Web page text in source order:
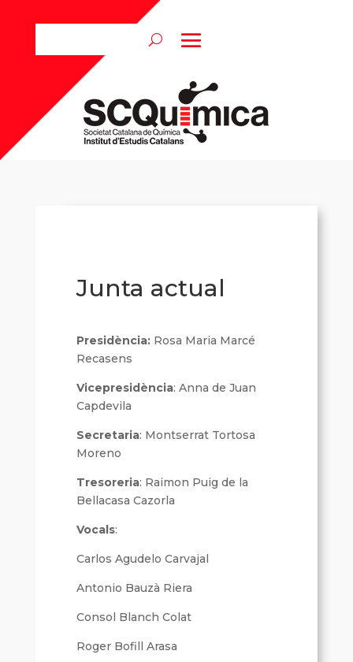
Junta actual
Presidència:Rosa Maria Marcé
Recasens
Vicepresidència: Anna de Juan
Capdevila
Secretaria: Montserrat Tortosa
Moreno
Tresoreria: Raimon Puig de la
Bellacasa Cazorla
Vocals:
Carlos Agudelo Carvajal
Antonio Bauzà Riera
Consol Blanch Colat
Roger Bofill Arasa